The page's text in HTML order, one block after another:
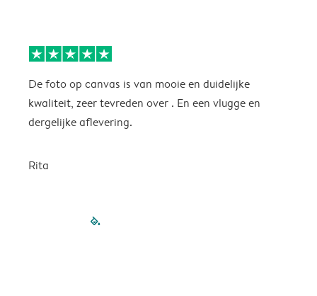
De foto op canvas is van mooie en duidelijke
kwaliteit, zeer tevreden over . En een vlugge en
dergelijke aflevering.
Rita
filled-pagination